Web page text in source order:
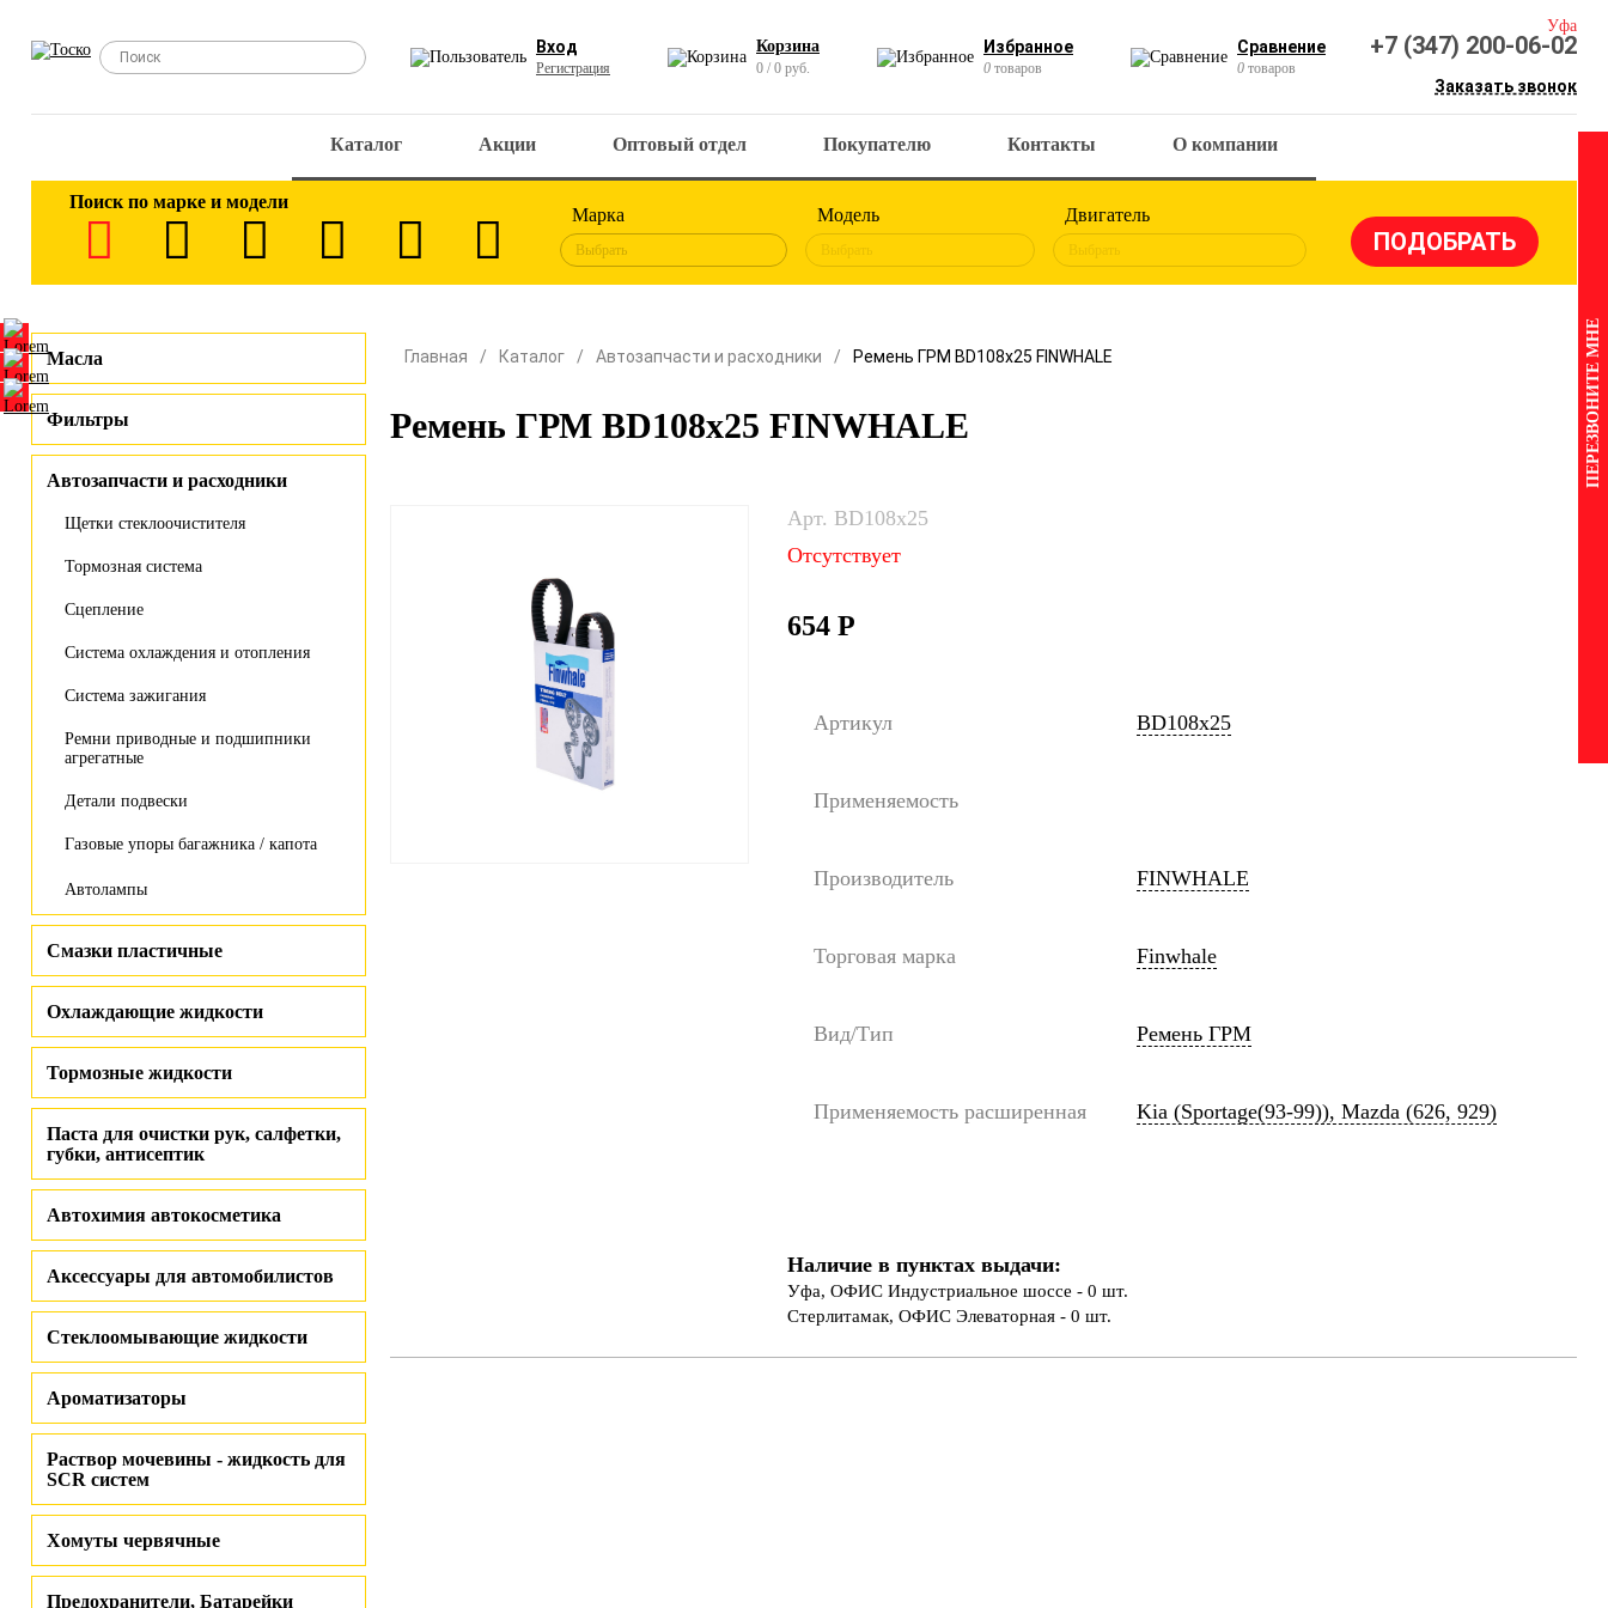
Вход
Регистрация
Корзина
0 / 0 руб.
Избранное
0 товаров
Сравнение
0 товаров
Уфа
+7 (347) 200-06-02
Заказать звонок
Каталог Акции Оптовый отдел Покупателю Контакты О компании
Поиск по марке и модели
Марка
Выбрать
Модель
Выбрать
Двигатель
Выбрать
Масла
Фильтры
Автозапчасти и расходники
Щетки стеклоочистителя
Тормозная система
Сцепление
Система охлаждения и отопления
Система зажигания
Ремни приводные и подшипники
агрегатные
Детали подвески
Газовые упоры багажника / капота
Автолампы
Смазки пластичные
Охлаждающие жидкости
Тормозные жидкости
Паста для очистки рук, салфетки,
губки, антисептик
Автохимия автокосметика
Аксессуары для автомобилистов
Стеклоомывающие жидкости
Ароматизаторы
Раствор мочевины - жидкость для
SCR систем
Хомуты червячные
Предохранители, Батарейки
Главная Каталог Автозапчасти и расходники Ремень ГРМ BD108x25 FINWHALE
Ремень ГРМ BD108x25 FINWHALE
Арт. BD108x25
Отсутствует
654 Р
Артикул BD108x25
Применяемость
Производитель FINWHALE
Торговая марка Finwhale
Вид/Тип Ремень ГРМ
Применяемость расширенная Kia (Sportage(93-99)), Mazda (626, 929)
Наличие в пунктах выдачи:
Уфа, ОФИС Индустриальное шоссе - 0 шт.
Стерлитамак, ОФИС Элеваторная - 0 шт.
ПЕРЕЗВОНИТЕ МНЕ